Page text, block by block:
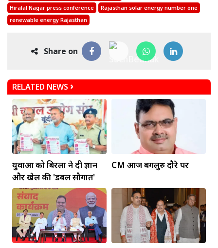
Hiralal Nagar press conference
Rajasthan solar energy number one
renewable energy Rajasthan
Share on
RELATED NEWS
युवाओं को बिरला ने दी ज्ञान
और खेल की 'डबल सौगात'
CM आज बेंगलुरु दौरे पर